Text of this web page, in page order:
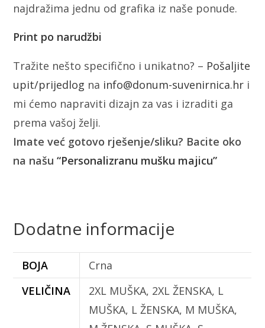
najdražima jednu od grafika iz naše ponude.
Print po narudžbi
Tražite nešto specifično i unikatno? – Pošaljite
upit/prijedlog na info@donum-suvenirnica.hr i
mi ćemo napraviti dizajn za vas i izraditi ga
prema vašoj želji.
Imate već gotovo rješenje/sliku? Bacite oko
na našu“Personalizranu mušku majicu”
Dodatne informacije
BOJA
Crna
VELIČINA
2XL MUŠKA, 2XL ŽENSKA, L
MUŠKA, L ŽENSKA, M MUŠKA,